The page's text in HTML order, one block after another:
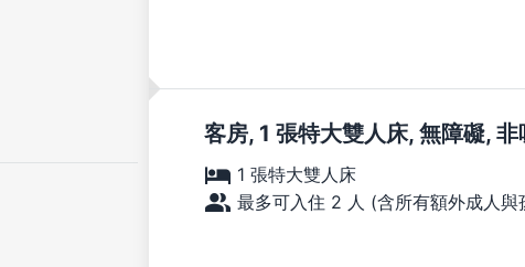
客房, 1 張特大雙人床, 無障礙,
1 張特大雙人床
最多可入住 2 人 (含所有額外成人與